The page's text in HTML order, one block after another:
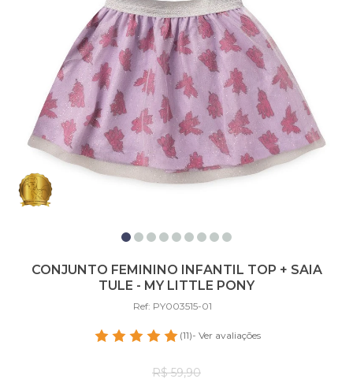
CONJUNTO FEMININO INFANTIL TOP + SAIA
TULE - MY LITTLE PONY
Ref: PY003515-01
(11)- Ver avaliações
R$ 59,90